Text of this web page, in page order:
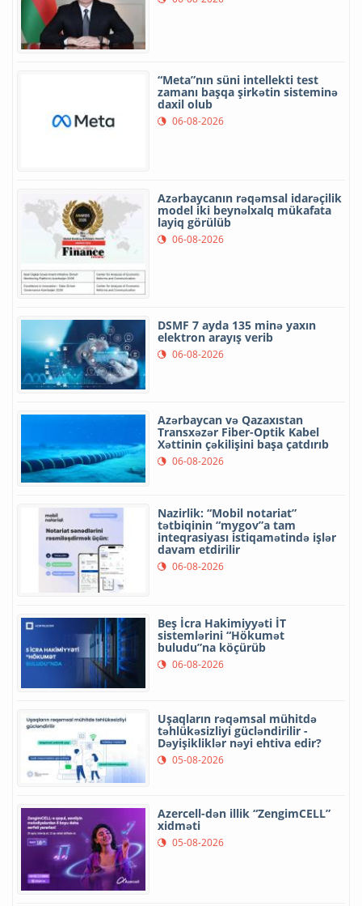
“Meta”nın süni intellekti test
zamanı başqa şirkətin sisteminə
daxil olub
06-08-2026
Azərbaycanın rəqəmsal idarəçilik
model iki beynəlxalq mükafata
layiq görülüb
06-08-2026
DSMF 7 ayda 135 minə yaxın
elektron arayış verib
06-08-2026
Azərbaycan və Qazaxıstan
Transxəzər Fiber-Optik Kabel
Xəttinin çəkilişini başa çatdırıb
06-08-2026
Nazirlik: “Mobil notariat”
tətbiqinin “mygov”a tam
inteqrasiyası istiqamətində işlər
davam etdirilir
06-08-2026
Beş İcra Hakimiyyəti İT
sistemlərini “Hökumət
buludu”na köçürüb
06-08-2026
Uşaqların rəqəmsal mühitdə
təhlükəsizliyi gücləndirilir -
Dəyişikliklər nəyi ehtiva edir?
05-08-2026
Azercell-dən illik “ZengimCELL”
xidməti
05-08-2026